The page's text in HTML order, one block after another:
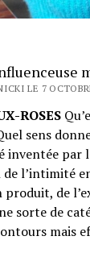
LE 7
ROSES
sens
inventée par
l’intimité
de
sorte de
mais